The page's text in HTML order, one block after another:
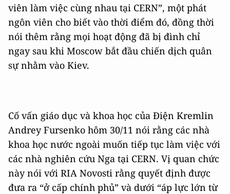
viên làm việc cùng nhau tại CERN”, một phát
ngôn viên cho biết vào thời điểm đó, đồng thời
nói thêm rằng mọi hoạt động đã bị đình chỉ
ngay sau khi Moscow bắt đầu chiến dịch quân
sự nhằm vào Kiev.
Cố vấn giáo dục và khoa học của Điện Kremlin
Andrey Fursenko hôm 30/11 nói rằng các nhà
khoa học nước ngoài muốn tiếp tục làm việc với
các nhà nghiên cứu Nga tại CERN. Vị quan chức
này nói với RIA Novosti rằng quyết định được
đưa ra “ở cấp chính phủ” và dưới “áp lực lớn từ